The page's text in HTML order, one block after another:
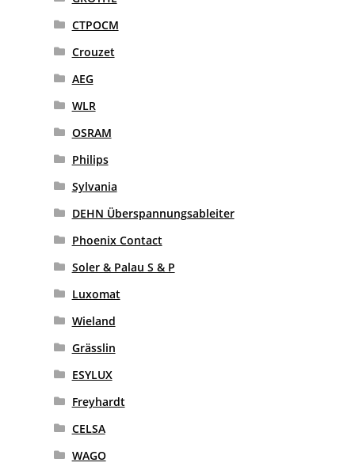
CTPOCM
Crouzet
AEG
WLR
OSRAM
Philips
Sylvania
DEHN Überspannungsableiter
Phoenix Contact
Soler & Palau S & P
Luxomat
Wieland
Grässlin
ESYLUX
Freyhardt
CELSA
WAGO